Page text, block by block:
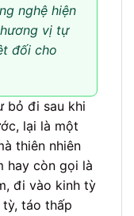
nghệ hiện
vị tự
đối cho
bỏ đi sau khi
lại là một
thiên nhiên
hay còn gọi là
đi vào kinh tỳ
táo thấp